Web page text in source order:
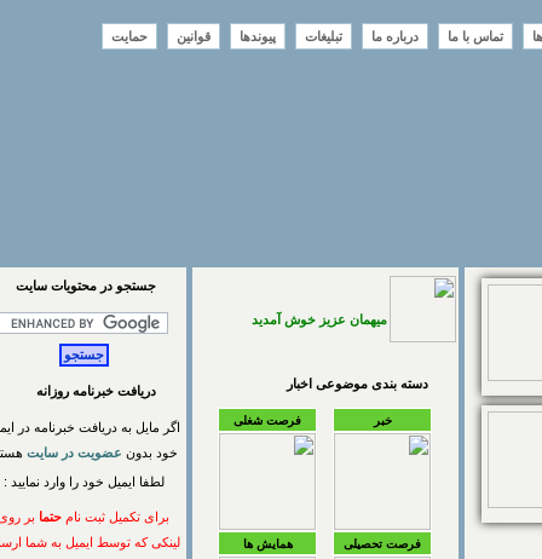
تماس با ما درباره ما تبلیغات پیوندها قوانین حمایت
میهمان عزیز خوش آمدید
دسته بندی موضوعی اخبار
فرصت شغلی
فرصت تحصیلی همایش ها
جستجو در محتويات سايت
دریافت خبرنامه روزانه
اگر مایل به دریافت خبرنامه در ایمیل
خود بدونعضویت در سایتهستید
لطفا ایمیل خود را وارد نمایید :
برای تکمیل ثبت نام حتمابر روی
لینکی که توسط ایمیل به شما ارسال